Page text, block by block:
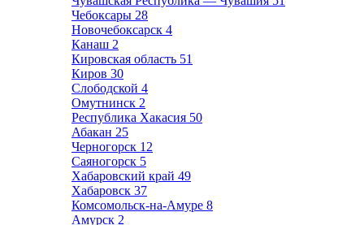
Чебоксары 28
Новочебоксарск 4
Канаш 2
Кировская область 51
Киров 30
Слободской 4
Омутнинск 2
Республика Хакасия 50
Абакан 25
Черногорск 12
Саяногорск 5
Хабаровский край 49
Хабаровск 37
Комсомольск-на-Амуре 8
Амурск 2